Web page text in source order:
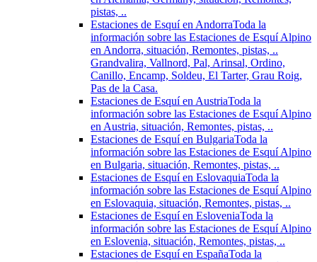
pistas, ..
Estaciones de Esquí en AndorraToda la
información sobre las Estaciones de Esquí Alpino
en Andorra, situación, Remontes, pistas, ..
Grandvalira, Vallnord, Pal, Arinsal, Ordino,
Canillo, Encamp, Soldeu, El Tarter, Grau Roig,
Pas de la Casa.
Estaciones de Esquí en AustriaToda la
información sobre las Estaciones de Esquí Alpino
en Austria, situación, Remontes, pistas, ..
Estaciones de Esquí en BulgariaToda la
información sobre las Estaciones de Esquí Alpino
en Bulgaria, situación, Remontes, pistas, ..
Estaciones de Esquí en EslovaquiaToda la
información sobre las Estaciones de Esquí Alpino
en Eslovaquia, situación, Remontes, pistas, ..
Estaciones de Esquí en EsloveniaToda la
información sobre las Estaciones de Esquí Alpino
en Eslovenia, situación, Remontes, pistas, ..
Estaciones de Esquí en EspañaToda la